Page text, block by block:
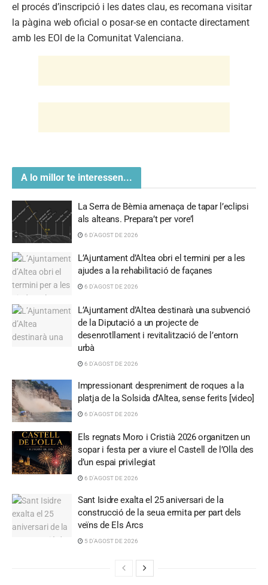
el procés d’inscripció i les dates clau, es recomana visitar
la pàgina web oficial o posar-se en contacte directament
amb les EOI de la Comunitat Valenciana.
A lo millor te interessen...
La Serra de Bèrnia amenaça de tapar l’eclipsi
als alteans. Prepara’t per vore’l
6 D'AGOST DE 2026
L’Ajuntament d’Altea obri el termini per a les
ajudes a la rehabilitació de façanes
6 D'AGOST DE 2026
L’Ajuntament d’Altea destinarà una subvenció
de la Diputació a un projecte de
desenrotllament i revitalització de l’entorn
urbà
6 D'AGOST DE 2026
Impressionant despreniment de roques a la
platja de la Solsida d’Altea, sense ferits [video]
6 D'AGOST DE 2026
Els regnats Moro i Cristià 2026 organitzen un
sopar i festa per a viure el Castell de l’Olla des
d’un espai privilegiat
6 D'AGOST DE 2026
Sant Isidre exalta el 25 aniversari de la
construcció de la seua ermita per part dels
veïns de Els Arcs
5 D'AGOST DE 2026